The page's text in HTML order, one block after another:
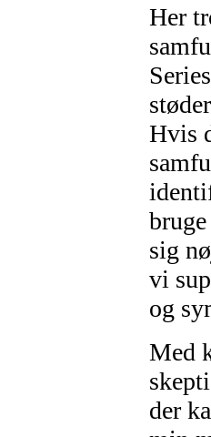
Her
Hvis
sig
vi
og
Med
der